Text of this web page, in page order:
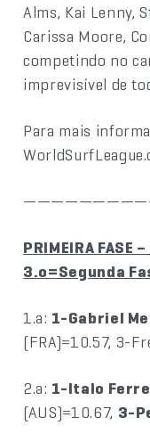
Alms, Kai Lenny,
Carissa Moore,
competindo no
imprevisível de
Para mais
PRIMEIRA
3.o=Segunda
1.a: 1-Gabriel
(FRA)=10.57, 3-
2.a: 1-Italo
(AUS)=10.67, 3-